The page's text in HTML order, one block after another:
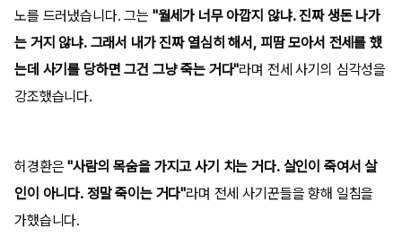
노를 드러냈습니다. 그는 "월세가 너무 아깝지 않냐. 진짜 생돈 나가
는 거지 않냐. 그래서 내가 진짜 열심히 해서, 피땀 모아서 전세를 했
는데 사기를 당하면 그건 그냥 죽는 거다"라며 전세 사기의 심각성을
강조했습니다.
허경환은"사람의 목숨을 가지고 사기 치는 거다. 살인이 죽여서 살
인이 아니다. 정말 죽이는 거다"라며 전세 사기꾼들을 향해 일침을
가했습니다.